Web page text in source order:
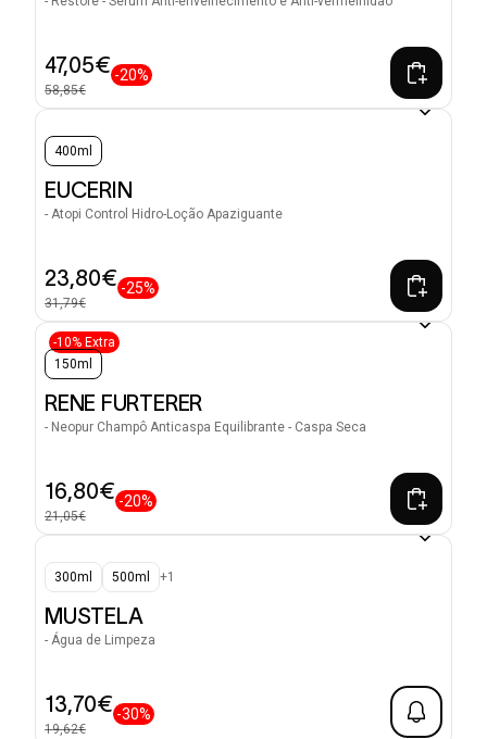
47,05€
58,85€
-20%
400ml
EUCERIN
- Atopi Control Hidro-Loção Apaziguante
23,80€
31,79€
-25%
-10% Extra
150ml
RENE FURTERER
- Neopur Champô Anticaspa Equilibrante - Caspa Seca
16,80€
21,05€
-20%
300ml 500ml +1
MUSTELA
- Água de Limpeza
13,70€
19,62€
-30%